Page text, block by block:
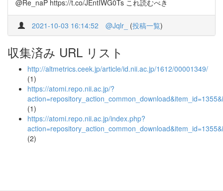
@Re_naP https://t.co/JEntIWG0Ts これ読むべき
2021-10-03 16:14:52 @Jqlr_ (投稿一覧)
収集済み URL リスト
http://altmetrics.ceek.jp/article/id.nii.ac.jp/1612/00001349/
(1)
https://atomi.repo.nii.ac.jp/?
(1)
https://atomi.repo.nii.ac.jp/index.php?
(2)